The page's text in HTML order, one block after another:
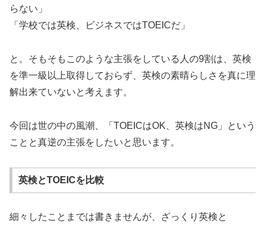
らない」
「学校では英検、ビジネスではTOEICだ」
と。そもそもこのような主張をしている人の9割は、英検
を準一級以上取得しておらず、英検の素晴らしさを真に理
解出来ていないと考えます。
今回は世の中の風潮、「TOEICはOK、英検はNG」という
ことと真逆の主張をしたいと思います。
英検とTOEICを比較
細々したことまでは書きませんが、ざっくり英検と